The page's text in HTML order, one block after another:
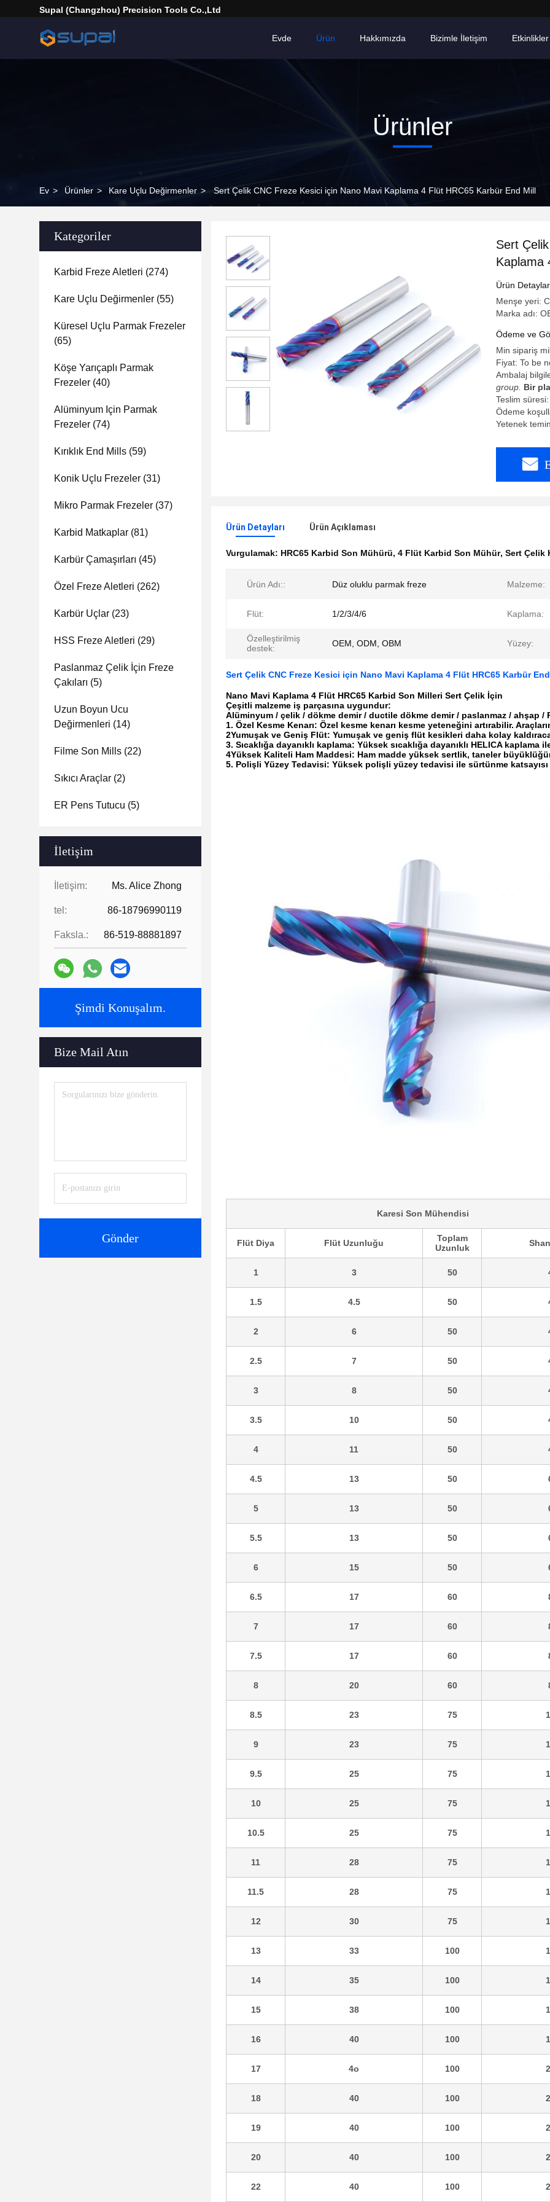
Supal (Changzhou) Precision Tools Co.,Ltd
Evde Ürün Hakkımızda Bizimle İletişim Etkinlikler
Ürünler
Ev > Ürünler > Kare Uçlu Değirmenler > Sert Çelik CNC Freze Kesici için Nano Mavi Kaplama 4 Flüt HRC65 Karbür End Mill
Kategoriler
Karbid Freze Aletleri (274)
Kare Uçlu Değirmenler (55)
Küresel Uçlu Parmak Frezeler
(65)
Köşe Yarıçaplı Parmak
Frezeler (40)
Alüminyum Için Parmak
Frezeler (74)
Kırıklık End Mills (59)
Konik Uçlu Frezeler (31)
Mikro Parmak Frezeler (37)
Karbid Matkaplar (81)
Karbür Çamaşırları (45)
Özel Freze Aletleri (262)
Karbür Uçlar (23)
HSS Freze Aletleri (29)
Paslanmaz Çelik İçin Freze
Çakıları (5)
Uzun Boyun Ucu
Değirmenleri (14)
Filme Son Mills (22)
Sıkıcı Araçlar (2)
ER Pens Tutucu (5)
İletişim
İletişim: Ms. Alice Zhong
tel: 86-18796990119
Faksla.: 86-519-88881897
Şimdi Konuşalım.
Bize Mail Atın
Gönder
Sert
Kaplama
Ürün
Menşe yeri:
Marka adı:
Ödeme ve
Min sipariş
Fiyat: To be
Ambalaj
group. Bir
Teslim
Ödeme
Yetenek
Ürün Detayları Ürün Açıklaması
Vurgulamak: HRC65 Karbid Son Mühürü, 4 Flüt Karbid Son Mühür, Sert Çelik
Ürün Adı:: Düz oluklu parmak freze Malzeme:
Flüt: 1/2/3/4/6 Kaplama:
Özelleştirilmiş
destek:
OEM, ODM, OBM Yüzey:
Sert Çelik CNC Freze Kesici için Nano Mavi Kaplama 4 Flüt HRC65 Karbür
Nano Mavi Kaplama 4 Flüt HRC65 Karbid Son Milleri Sert Çelik İçin
Çeşitli malzeme iş parçasına uygundur:
Alüminyum / çelik / dökme demir / ductile dökme demir / paslanmaz / ahşap /
1. Özel Kesme Kenarı: Özel kesme kenarı kesme yeteneğini artırabilir.
2Yumuşak ve Geniş Flüt: Yumuşak ve geniş flüt kesikleri daha kolay
3. Sıcaklığa dayanıklı kaplama: Yüksek sıcaklığa dayanıklı HELICA kaplama
4Yüksek Kaliteli Ham Maddesi: Ham madde yüksek sertlik, taneler
5. Polişli Yüzey Tedavisi: Yüksek polişli yüzey tedavisi ile sürtünme
Karesi Son Mühendisi
Flüt Diya Flüt Uzunluğu
Toplam
Uzunluk
1 3 50
1.5 4.5 50
2 6 50
2.5 7 50
3 8 50
3.5 10 50
4 11 50
4.5 13 50
5 13 50
5.5 13 50
6 15 50
6.5 17 60
7 17 60
7.5 17 60
8 20 60
8.5 23 75
9 23 75
9.5 25 75
10 25 75
10.5 25 75
11 28 75
11.5 28 75
12 30 75
13 33 100
14 35 100
15 38 100
16 40 100
17 4o 100
18 40 100
19 40 100
20 40 100
22 40 100